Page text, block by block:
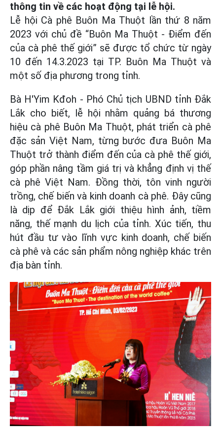
thông tin về các hoạt động tại lễ hội.
Lễ hội Cà phê Buôn Ma Thuột lần thứ 8 năm
2023 với chủ đề “Buôn Ma Thuột - Điểm đến
của cà phê thế giới” sẽ được tổ chức từ ngày
10 đến 14.3.2023 tại TP. Buôn Ma Thuột và
một số địa phương trong tỉnh.
Bà H'Yim Kđoh - Phó Chủ tịch UBND tỉnh Đắk
Lắk cho biết, lễ hội nhằm quảng bá thương
hiệu cà phê Buôn Ma Thuột, phát triển cà phê
đặc sản Việt Nam, từng bước đưa Buôn Ma
Thuột trở thành điểm đến của cà phê thế giới,
góp phần nâng tầm giá trị và khẳng định vị thế
cà phê Việt Nam. Đồng thời, tôn vinh người
trồng, chế biến và kinh doanh cà phê. Đây cũng
là dịp để Đắk Lắk giới thiệu hình ảnh, tiềm
năng, thế mạnh du lịch của tỉnh. Xúc tiến, thu
hút đầu tư vào lĩnh vực kinh doanh, chế biến
cà phê và các sản phẩm nông nghiệp khác trên
địa bàn tỉnh.